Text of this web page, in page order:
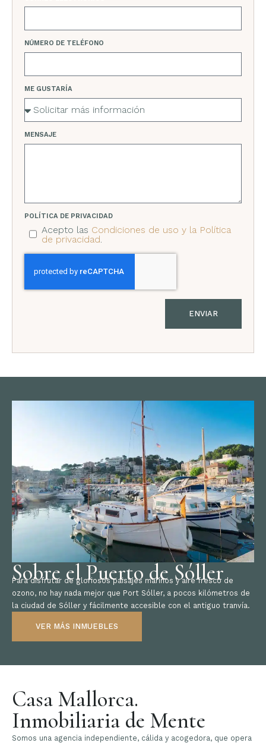
NÚMERO DE TELÉFONO
ME GUSTARÍA
MENSAJE
POLÍTICA DE PRIVACIDAD
Acepto las Condiciones de uso y la Política
de privacidad.
ENVIAR
Sobre el Puerto de Sóller
Para disfrutar de gloriosos paisajes marinos y aire fresco de
ozono, no hay nada mejor que Port Sóller, a pocos kilómetros de
la ciudad de Sóller y fácilmente accesible con el antiguo tranvía.
VER MÁS INMUEBLES
Casa Mallorca.
Inmobiliaria de Mente
Somos una agencia independiente, cálida y acogedora, que opera